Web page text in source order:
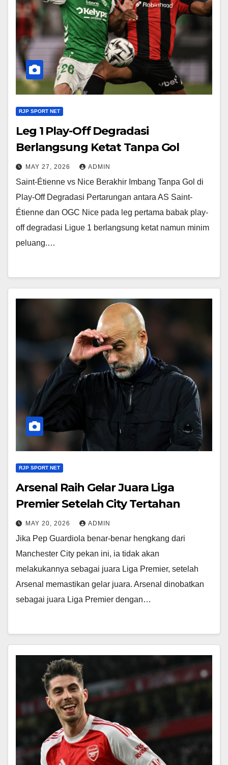
RJP SPORT NET
Leg 1 Play-Off Degradasi
Berlangsung Ketat Tanpa Gol
MAY 27, 2026 ADMIN
Saint-Étienne vs Nice Berakhir Imbang Tanpa Gol di
Play-Off Degradasi Pertarungan antara AS Saint-
Étienne dan OGC Nice pada leg pertama babak play-
off degradasi Ligue 1 berlangsung ketat namun minim
peluang.…
RJP SPORT NET
Arsenal Raih Gelar Juara Liga
Premier Setelah City Tertahan
MAY 20, 2026 ADMIN
Jika Pep Guardiola benar-benar hengkang dari
Manchester City pekan ini, ia tidak akan
melakukannya sebagai juara Liga Premier, setelah
Arsenal memastikan gelar juara. Arsenal dinobatkan
sebagai juara Liga Premier dengan…